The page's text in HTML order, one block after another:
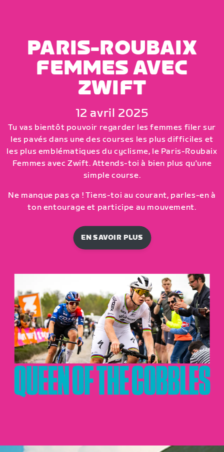
PARIS-ROUBAIX
FEMMES AVEC
ZWIFT
12 avril 2025
Tu vas bientôt pouvoir regarder les femmes filer sur
les pavés dans une des courses les plus difficiles et
les plus emblématiques du cyclisme, le Paris-Roubaix
Femmes avec Zwift. Attends-toi à bien plus qu'une
simple course.
Ne manque pas ça ! Tiens-toi au courant, parles-en à
ton entourage et participe au mouvement.
EN SAVOIR PLUS